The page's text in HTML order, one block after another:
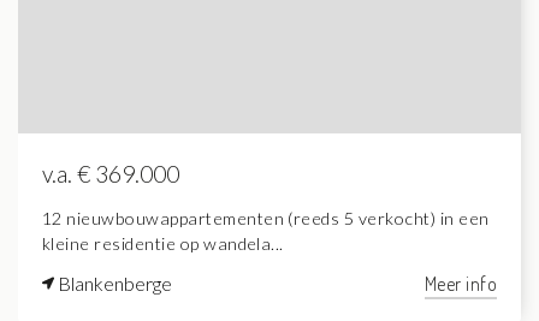
v.a. € 369.000
12 nieuwbouwappartementen (reeds 5 verkocht) in een
kleine residentie op wandela...
Blankenberge Meer info